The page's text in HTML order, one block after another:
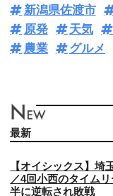
新潟県佐渡市
原発
天気
農業
グルメ
最新
【オイシックス】埼
／4回小西のタイム
半に逆転され敗戦